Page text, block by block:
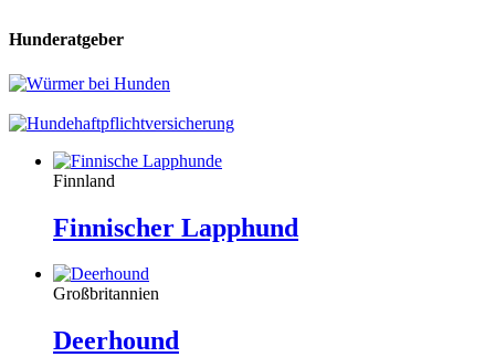
Hunderatgeber
Finnland
Finnischer Lapphund
Großbritannien
Deerhound